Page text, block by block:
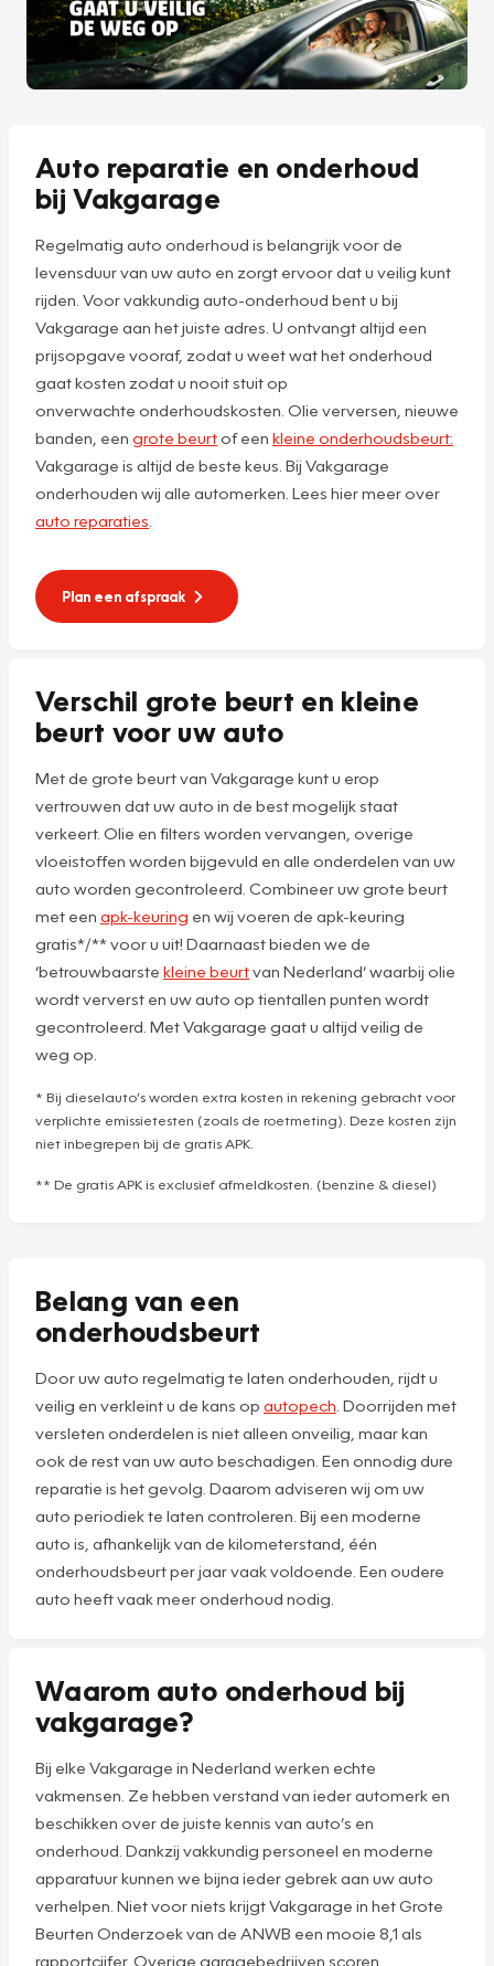
Auto reparatie en onderhoud
bij Vakgarage
Regelmatig auto onderhoud is belangrijk voor de
levensduur van uw auto en zorgt ervoor dat u veilig kunt
rijden. Voor vakkundig auto-onderhoud bent u bij
Vakgarage aan het juiste adres. U ontvangt altijd een
prijsopgave vooraf, zodat u weet wat het onderhoud
gaat kosten zodat u nooit stuit op
onverwachte onderhoudskosten. Olie verversen, nieuwe
banden, een grote beurtof een kleine onderhoudsbeurt:
Vakgarage is altijd de beste keus. Bij Vakgarage
onderhouden wij alle automerken. Lees hier meer over
auto reparaties
Plan een afspraak
Verschil grote beurt en kleine
beurt voor uw auto
Met de grote beurt van Vakgarage kunt u erop
vertrouwen dat uw auto in de best mogelijk staat
verkeert. Olie en filters worden vervangen, overige
vloeistoffen worden bijgevuld en alle onderdelen van uw
auto worden gecontroleerd. Combineer uw grote beurt
met een apk-keuring en wij voeren de apk-keuring
gratis*/** voor u uit! Daarnaast bieden we de
‘betrouwbaarste kleine beurtvan Nederland’ waarbij olie
wordt ververst en uw auto op tientallen punten wordt
gecontroleerd. Met Vakgarage gaat u altijd veilig de
weg op.
* Bij dieselauto’s worden extra kosten in rekening gebracht voor
verplichte emissietesten (zoals de roetmeting). Deze kosten zijn
niet inbegrepen bij de gratis APK.
** De gratis APK is exclusief afmeldkosten. (benzine & diesel)
Belang van een
onderhoudsbeurt
Door uw auto regelmatig te laten onderhouden, rijdt u
veilig en verkleint u de kans op autopech . Doorrijden met
versleten onderdelen is niet alleen onveilig, maar kan
ook de rest van uw auto beschadigen. Een onnodig dure
reparatie is het gevolg. Daarom adviseren wij om uw
auto periodiek te laten controleren. Bij een moderne
auto is, afhankelijk van de kilometerstand, één
onderhoudsbeurt per jaar vaak voldoende. Een oudere
auto heeft vaak meer onderhoud nodig.
Waarom auto onderhoud bij
vakgarage?
Bij elke Vakgarage in Nederland werken echte
vakmensen. Ze hebben verstand van ieder automerk en
beschikken over de juiste kennis van auto’s en
onderhoud. Dankzij vakkundig personeel en moderne
apparatuur kunnen we bijna ieder gebrek aan uw auto
verhelpen. Niet voor niets krijgt Vakgarage in het Grote
Beurten Onderzoek van de ANWB een mooie 8,1 als
rapportcijfer. Overige garagebedrijven scoren